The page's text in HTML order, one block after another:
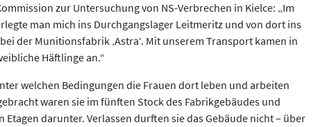
zur Untersuchung von NS-Verbrechen in Kielce: „Im
man mich ins Durchgangslager Leitmeritz und von dort ins
der Munitionsfabrik ‚Astra‘. Mit unserem Transport kamen in
Häftlinge an.“
welchen Bedingungen die Frauen dort leben und arbeiten
waren sie im fünften Stock des Fabrikgebäudes und
Etagen darunter. Verlassen durften sie das Gebäude nicht – über